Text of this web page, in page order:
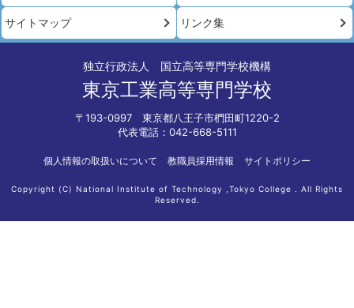
サイトマップ リンク集
独立行政法人 国立高等専門学校機構
東京工業高等専門学校
〒193-0997 東京都八王子市椚田町1220-2
代表電話：042-668-5111
個人情報の取扱いについて 教職員採用情報 サイトポリシー
Copyright (C) National Institute of Technology ,Tokyo College . All Rights
Reserved.